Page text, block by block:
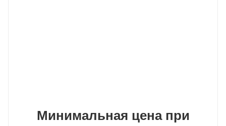
Минимальная цена при